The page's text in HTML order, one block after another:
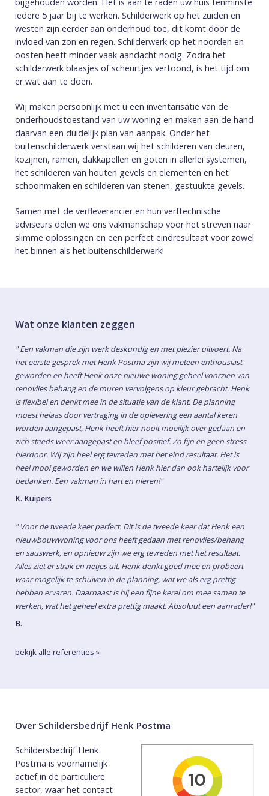
iedere 5 jaar bij te werken. Schilderwerk op het zuiden en
westen zijn eerder aan onderhoud toe, dit komt door de
invloed van zon en regen. Schilderwerk op het noorden en
oosten heeft minder vaak aandacht nodig. Zodra het
schilderwerk blaasjes of scheurtjes vertoond, is het tijd om
er wat aan te doen.
Wij maken persoonlijk met u een inventarisatie van de
onderhoudstoestand van uw woning en maken aan de hand
daarvan een duidelijk plan van aanpak. Onder het
buitenschilderwerk verstaan wij het schilderen van deuren,
kozijnen, ramen, dakkapellen en goten in allerlei systemen,
het schilderen van houten gevels en elementen en het
schoonmaken en schilderen van stenen, gestuukte gevels.
Samen met de verfleverancier en hun verftechnische
adviseurs delen we ons vakmanschap voor het streven naar
slimme oplossingen en een perfect eindresultaat voor zowel
het binnen als het buitenschilderwerk!
Wat onze klanten zeggen
" Een vakman die zijn werk deskundig en met plezier uitvoert. Na
het eerste gesprek met Henk Postma zijn wij meteen enthousiast
geworden en heeft Henk onze nieuwe woning geheel voorzien van
renovlies behang en de muren vervolgens op kleur gebracht. Henk
is flexibel en denkt mee in de situatie van de klant. De planning
moest helaas door vertraging in de oplevering een aantal keren
worden aangepast, Henk heeft hier nooit moeilijk over gedaan en
zich steeds weer aangepast en bleef positief. Zo fijn en geen stress
hierdoor. Wij zijn heel erg tevreden met het eind resultaat. Het is
heel mooi geworden en we willen Henk hier dan ook hartelijk voor
bedanken. Een vakman in hart en nieren!"
K. Kuipers
" Voor de tweede keer perfect. Dit is de tweede keer dat Henk een
nieuwbouwwoning voor ons heeft gedaan met renovlies/behang
en sauswerk, en opnieuw zijn we erg tevreden met het resultaat.
Alles ziet er strak en netjes uit. Henk denkt goed mee en probeert
waar mogelijk te schuiven in de planning, wat we als erg prettig
hebben ervaren. Daarnaast is hij een fijne kerel om mee samen te
werken, wat het geheel extra prettig maakt. Absoluut een aanrader!"
B.
bekijk alle referenties »
Over Schildersbedrijf Henk Postma
Schildersbedrijf Henk
Postma is voornamelijk
actief in de particuliere
sector, waar het contact